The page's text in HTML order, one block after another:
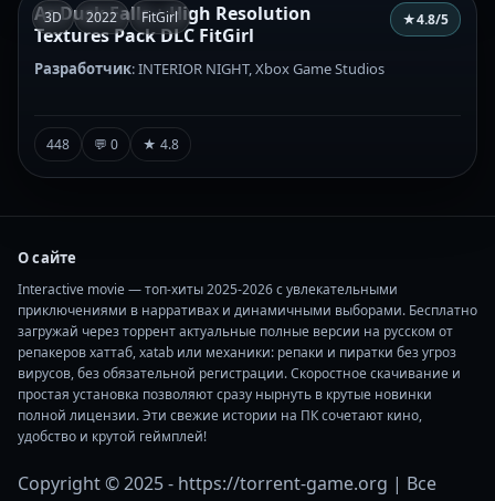
3D 2022 FitGirl
As Dusk Falls + High Resolution
Textures Pack DLC FitGirl
★4.8/5
Разработчик: INTERIOR NIGHT, Xbox Game Studios
448 💬 0 ★ 4.8
О сайте
Interactive movie — топ-хиты 2025-2026 с увлекательными
приключениями в нарративах и динамичными выборами. Бесплатно
загружай через торрент актуальные полные версии на русском от
репакеров хаттаб, xatab или механики: репаки и пиратки без угроз
вирусов, без обязательной регистрации. Скоростное скачивание и
простая установка позволяют сразу нырнуть в крутые новинки
полной лицензии. Эти свежие истории на ПК сочетают кино,
удобство и крутой геймплей!
Copyright © 2025 - https://torrent-game.org | Все